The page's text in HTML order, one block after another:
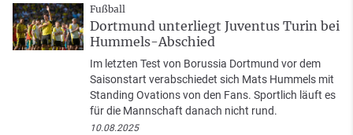
Fußball
Dortmund unterliegt Juventus Turin bei
Hummels-Abschied
Im letzten Test von Borussia Dortmund vor dem
Saisonstart verabschiedet sich Mats Hummels mit
Standing Ovations von den Fans. Sportlich läuft es
für die Mannschaft danach nicht rund.
10.08.2025